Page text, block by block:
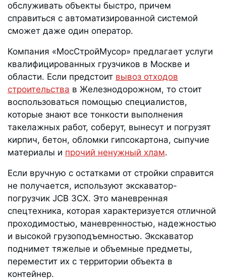
обслуживать объекты быстро, причем
справиться с автоматизированной системой
сможет даже один оператор.
Компания «МосСтройМусор» предлагает услуги
квалифицированных грузчиков в Москве и
области. Если предстоит вывоз отходов
строительства в Железнодорожном, то стоит
воспользоваться помощью специалистов,
которые знают все тонкости выполнения
такелажных работ, соберут, вынесут и погрузят
кирпич, бетон, обломки гипсокартона, сыпучие
материалы и прочий ненужный хлам.
Если вручную с остатками от стройки справится
не получается, используют экскаватор-
погрузчик JCB 3CX. Это маневренная
спецтехника, которая характеризуется отличной
проходимостью, маневренностью, надежностью
и высокой грузоподъемностью. Экскаватор
поднимет тяжелые и объемные предметы,
переместит их с территории объекта в
контейнер.